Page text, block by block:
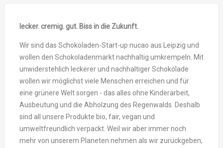
lecker. cremig. gut. Biss in die Zukunft.
Wir sind das Schokoladen-Start-up nucao aus Leipzig und
wollen den Schokoladenmarkt nachhaltig umkrempeln. Mit
unwiderstehlich leckerer und nachhaltiger Schokolade
wollen wir möglichst viele Menschen erreichen und für
eine grünere Welt sorgen - das alles ohne Kinderarbeit,
Ausbeutung und die Abholzung des Regenwalds. Deshalb
sind all unsere Produkte bio, fair, vegan und
umweltfreundlich verpackt. Weil wir aber immer noch
mehr von unserem Planeten nehmen als wir zurückgeben,